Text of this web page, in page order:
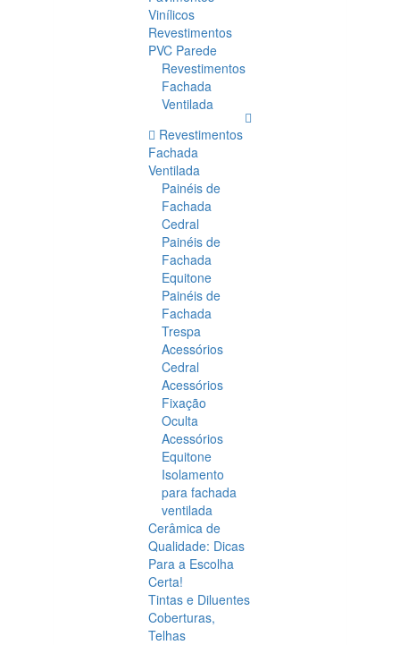
Vinílicos
Revestimentos
PVC Parede
Revestimentos
Fachada
Ventilada
Revestimentos
Fachada
Ventilada
Painéis de
Fachada
Cedral
Painéis de
Fachada
Equitone
Painéis de
Fachada
Trespa
Acessórios
Cedral
Acessórios
Fixação
Oculta
Acessórios
Equitone
Isolamento
para fachada
ventilada
Cerâmica de
Qualidade: Dicas
Para a Escolha
Certa!
Tintas e Diluentes
Coberturas,
Telhas